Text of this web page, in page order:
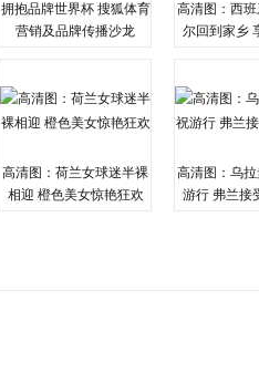
拥抱品牌世界杯 搜狐体育
营销及品牌传播沙龙
高清图：西
尔回到家乡
高清图：荷兰女球迷半裸
相迎 橙色美女惊艳狂欢
高清图：乌
游行 弗兰接